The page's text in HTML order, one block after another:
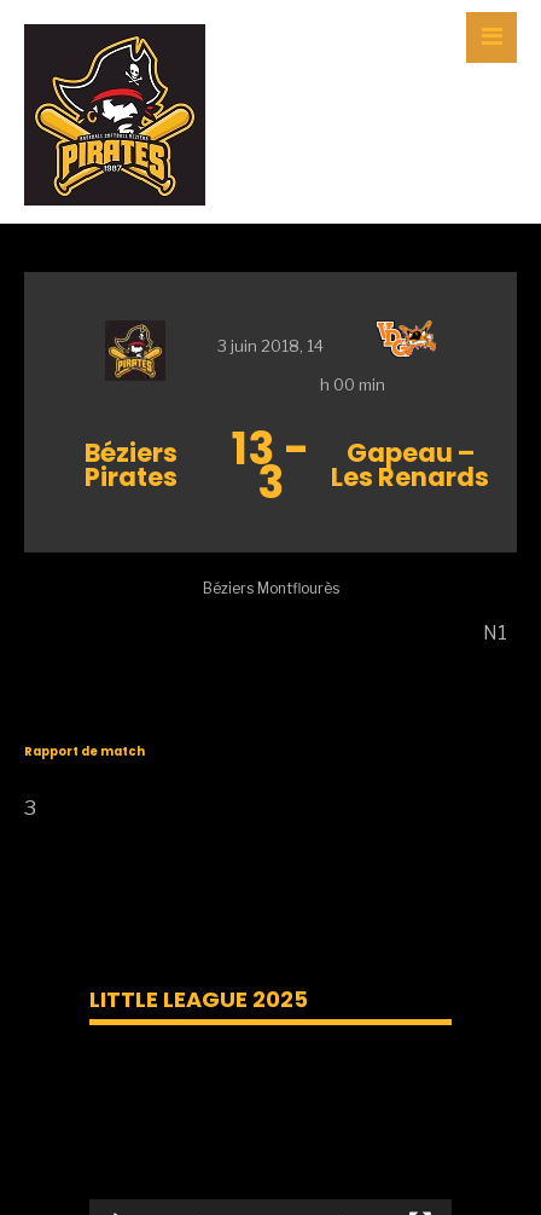
3 juin 2018, 14
h 00 min
Béziers
Pirates 13-
3 Gapeau –
Les Renards
Béziers Montflourès
N1
Rapport de match
3
LITTLE LEAGUE 2025